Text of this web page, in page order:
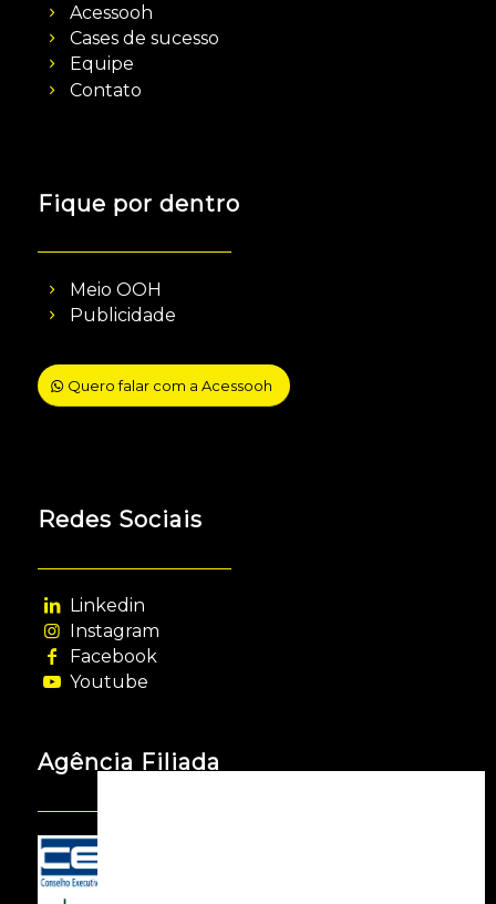
Acessooh
Cases de sucesso
Equipe
Contato
Fique por dentro
Meio OOH
Publicidade
Quero falar com a Acessooh
Redes Sociais
Linkedin
Instagram
Facebook
Youtube
Agência Filiada